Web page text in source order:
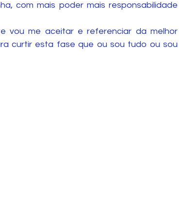
com mais poder mais responsabilidade
vou me aceitar e referenciar da melhor
curtir esta fase que ou sou tudo ou sou